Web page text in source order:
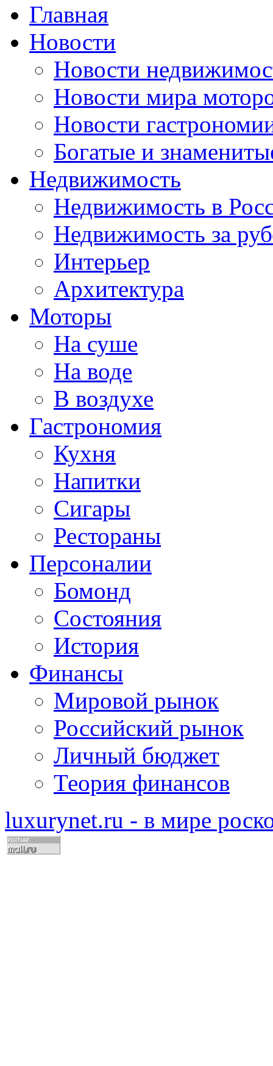
Главная
Новости
Новости
Новости мира
Новости
Богатые и
Недвижимость
Недвижимость в
Недвижимость за
Интерьер
Архитектура
Моторы
На суше
На воде
В воздухе
Гастрономия
Кухня
Напитки
Сигары
Рестораны
Персоналии
Бомонд
Состояния
История
Финансы
Мировой рынок
Российский рынок
Личный бюджет
Теория финансов
luxurynet.ru - в мире